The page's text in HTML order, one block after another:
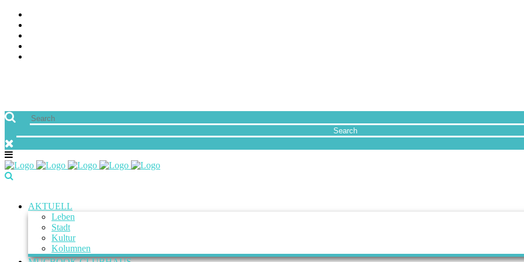
AKTUELL
Leben
Stadt
Kultur
Kolumnen